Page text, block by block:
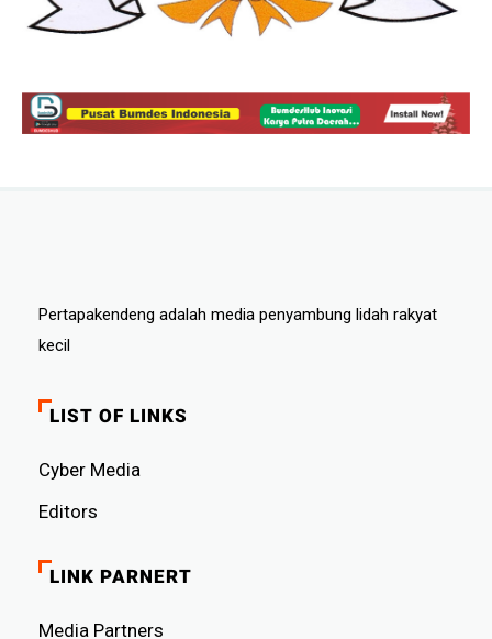
Pertapakendeng adalah media penyambung lidah rakyat
kecil
LIST OF LINKS
Cyber ​​Media
Editors
LINK PARNERT
Media Partners